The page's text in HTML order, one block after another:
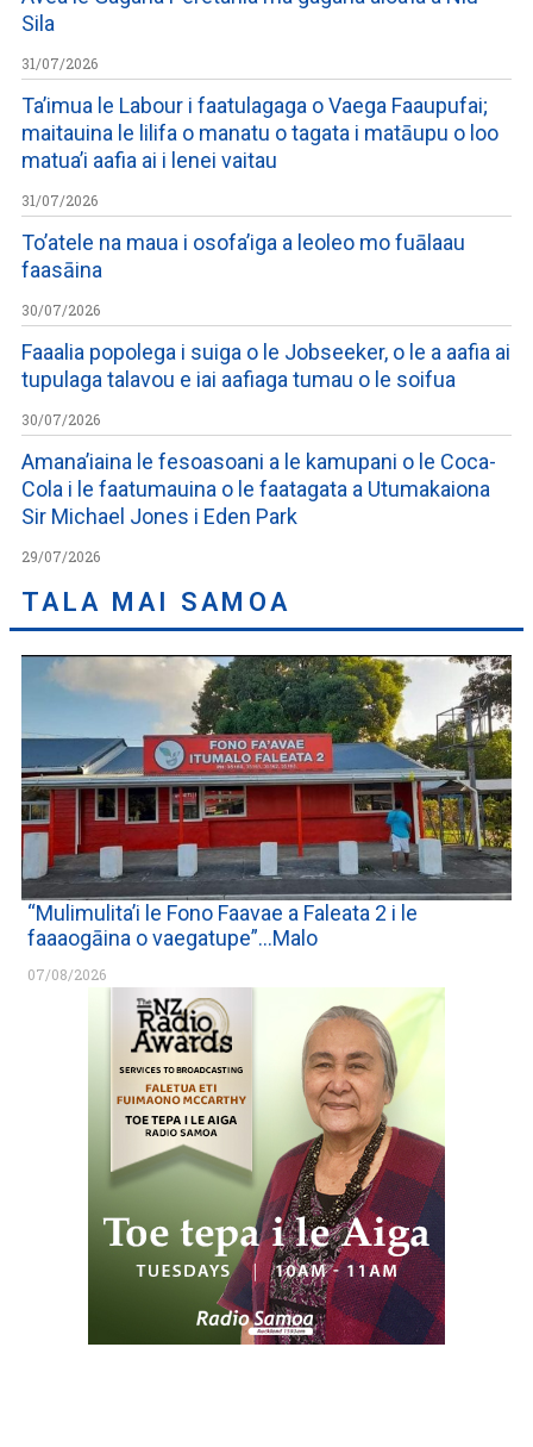
Sila
31/07/2026
Ta’imua le Labour i faatulagaga o Vaega Faaupufai;
maitauina le lilifa o manatu o tagata i matāupu o loo
matua’i aafia ai i lenei vaitau
31/07/2026
To’atele na maua i osofa’iga a leoleo mo fuālaau
faasāina
30/07/2026
Faaalia popolega i suiga o le Jobseeker, o le a aafia ai
tupulaga talavou e iai aafiaga tumau o le soifua
30/07/2026
Amana’iaina le fesoasoani a le kamupani o le Coca-
Cola i le faatumauina o le faatagata a Utumakaiona
Sir Michael Jones i Eden Park
29/07/2026
TALA MAI SAMOA
“Mulimulita’i le Fono Faavae a Faleata 2 i le
faaaogāina o vaegatupe”…Malo
07/08/2026